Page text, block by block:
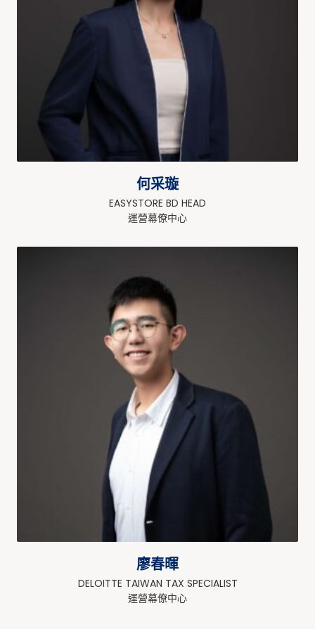
何采璇
EASYSTORE BD HEAD
運營幕僚中心
廖春暉
DELOITTE TAIWAN TAX SPECIALIST
運營幕僚中心